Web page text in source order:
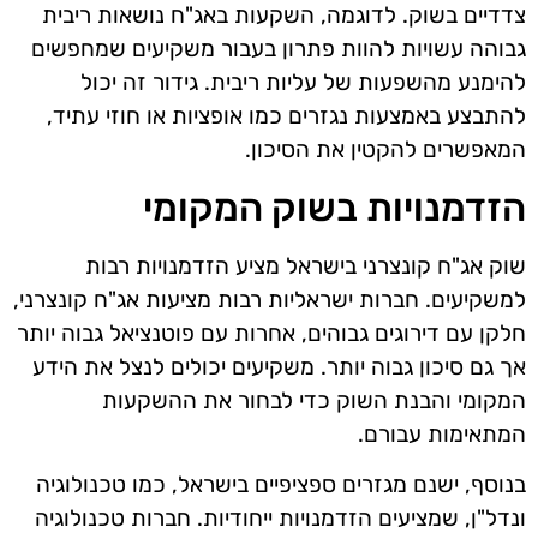
צדדיים בשוק. לדוגמה, השקעות באג"ח נושאות ריבית
גבוהה עשויות להוות פתרון בעבור משקיעים שמחפשים
להימנע מהשפעות של עליות ריבית. גידור זה יכול
להתבצע באמצעות נגזרים כמו אופציות או חוזי עתיד,
המאפשרים להקטין את הסיכון.
הזדמנויות בשוק המקומי
שוק אג"ח קונצרני בישראל מציע הזדמנויות רבות
למשקיעים. חברות ישראליות רבות מציעות אג"ח קונצרני,
חלקן עם דירוגים גבוהים, אחרות עם פוטנציאל גבוה יותר
אך גם סיכון גבוה יותר. משקיעים יכולים לנצל את הידע
המקומי והבנת השוק כדי לבחור את ההשקעות
המתאימות עבורם.
בנוסף, ישנם מגזרים ספציפיים בישראל, כמו טכנולוגיה
ונדל"ן, שמציעים הזדמנויות ייחודיות. חברות טכנולוגיה